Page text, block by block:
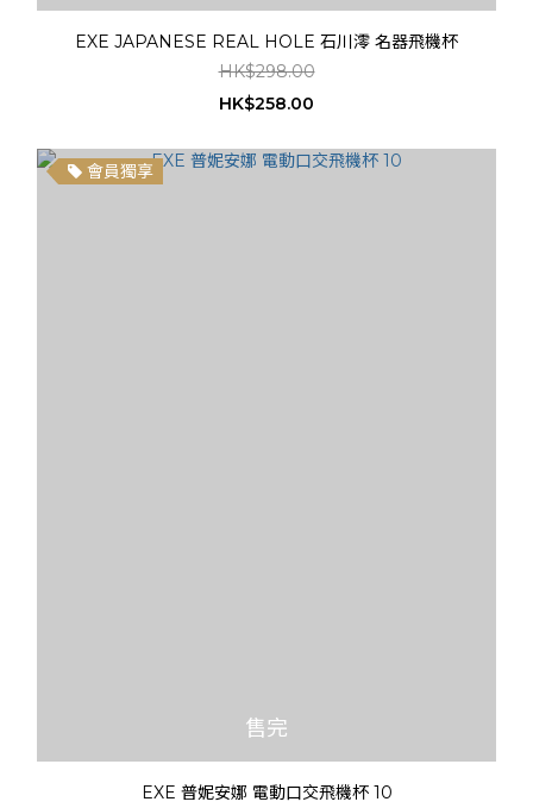
EXE JAPANESE REAL HOLE 石川澪 名器飛機杯
HK$298.00
HK$258.00
會員獨享
售完
EXE 普妮安娜 電動口交飛機杯 10